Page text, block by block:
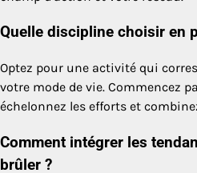
Quelle discipline choisir en
Optez pour une activité qui
votre mode de vie. Commencez
échelonnez les efforts et
Comment intégrer les
brûler ?